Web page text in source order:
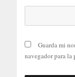
Guarda mi
navegador para